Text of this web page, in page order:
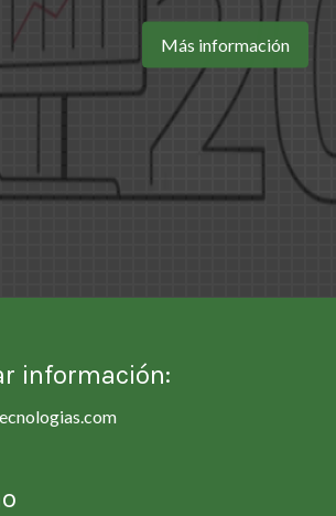
Más información
información: